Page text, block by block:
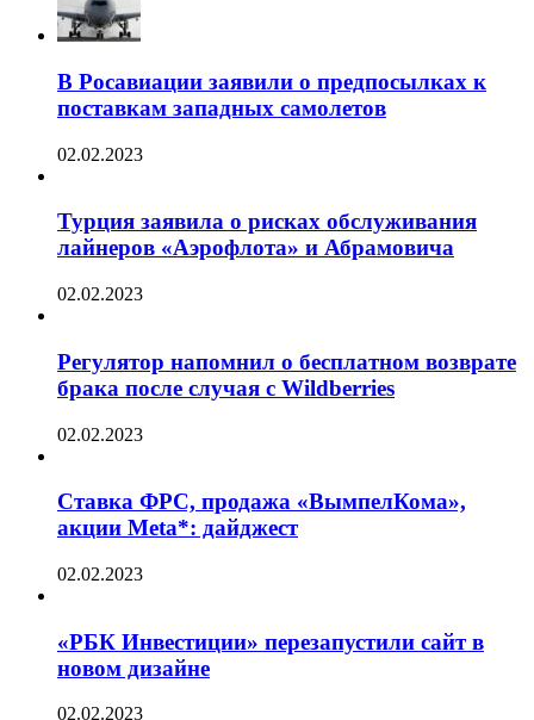
В Росавиации заявили о предпосылках к
поставкам западных самолетов
02.02.2023
Турция заявила о рисках обслуживания
лайнеров «Аэрофлота» и Абрамовича
02.02.2023
Регулятор напомнил о бесплатном возврате
брака после случая с Wildberries
02.02.2023
Ставка ФРС, продажа «ВымпелКома»,
акции Meta*: дайджест
02.02.2023
«РБК Инвестиции» перезапустили сайт в
новом дизайне
02.02.2023